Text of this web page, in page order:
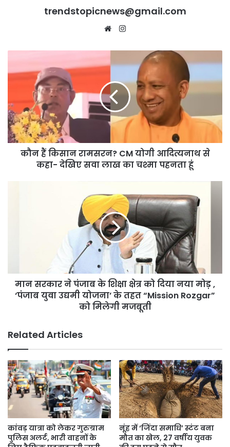
trendstopicnews@gmail.com
Website
किसान
योगी
आदित्यनाथ
से
कहा-
कौन हैं किसान रामसरन? CM योगी आदित्यनाथ से
कहा- देखिए सवा लाख का चश्मा पहनता हूं
दिया
नया
मोड़
उद्यमी
योजना’
के
तहत
“Mission
Rozgar”
को
मिलेगी
मजबूती
मान सरकार ने पंजाब के शिक्षा क्षेत्र को दिया नया मोड़ ,
‘पंजाब युवा उद्यमी योजना’ के तहत “Mission Rozgar”
को मिलेगी मजबूती
Related Articles
कांवड़ यात्रा को लेकर गुरुग्राम
पुलिस अलर्ट, भारी वाहनों के
नूंह में ‘जिंदा समाधि’ स्टंट बना
मौत का खेल, 27 वर्षीय युवक